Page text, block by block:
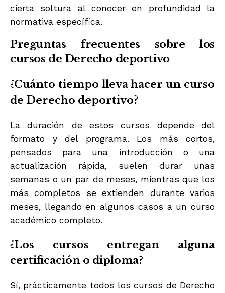
cierta soltura al conocer en profundidad la
normativa específica.
Preguntas frecuentes sobre los
cursos de Derecho deportivo
¿Cuánto tiempo lleva hacer un curso
de Derecho deportivo?
La duración de estos cursos depende del
formato y del programa. Los más cortos,
pensados para una introducción o una
actualización rápida, suelen durar unas
semanas o un par de meses, mientras que los
más completos se extienden durante varios
meses, llegando en algunos casos a un curso
académico completo.
¿Los cursos entregan alguna
certificación o diploma?
Sí, prácticamente todos los cursos de Derecho